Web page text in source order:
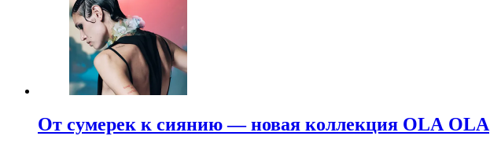
От сумерек к сиянию — новая коллекция OLA OLA